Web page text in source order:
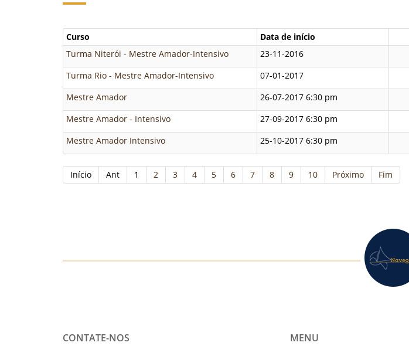
Curso Data de início
Turma Niterói - Mestre Amador-Intensivo
23-11-2016
Turma Rio - Mestre Amador-Intensivo 07-01-2017
Mestre Amador 26-07-2017 6:30 pm
Mestre Amador - Intensivo 27-09-2017 6:30 pm
Mestre Amador Intensivo 25-10-2017 6:30 pm
Início Ant 1 2 3 4 5 6 7 8 9 10 Próximo Fim
CONTATE-NOS MENU